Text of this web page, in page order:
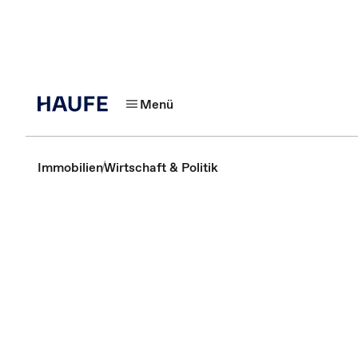
Menü
ImmobilienWirtschaft & Politik